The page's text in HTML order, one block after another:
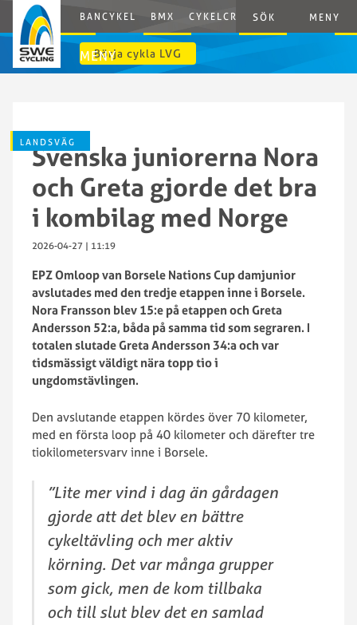
BANCYKEL BMX CYKELCROSS E-CYCLING
SÖK MENY
MENY
Börja cykla LVG
LANDSVÄG
Svenska juniorerna Nora
och Greta gjorde det bra
i kombilag med Norge
2026-04-27 | 11:19
EPZ Omloop van Borsele Nations Cup damjunior
avslutades med den tredje etappen inne i Borsele.
Nora Fransson blev 15:e på etappen och Greta
Andersson 52:a, båda på samma tid som segraren. I
totalen slutade Greta Andersson 34:a och var
tidsmässigt väldigt nära topp tio i
ungdomstävlingen.
Den avslutande etappen kördes över 70 kilometer,
med en första loop på 40 kilometer och därefter tre
tiokilometersvarv inne i Borsele.
”Lite mer vind i dag än gårdagen
gjorde att det blev en bättre
cykeltävling och mer aktiv
körning. Det var många grupper
som gick, men de kom tillbaka
och till slut blev det en samlad